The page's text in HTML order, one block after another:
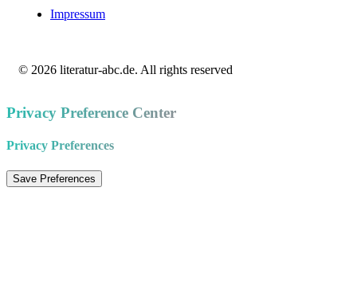
Impressum
© 2026 literatur-abc.de. All rights reserved
Privacy Preference Center
Privacy Preferences